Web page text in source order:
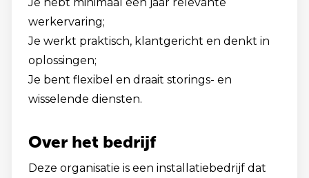
werkervaring;
Je werkt praktisch, klantgericht en denkt in
oplossingen;
Je bent flexibel en draait storings- en
wisselende diensten.
Over het bedrijf
Deze organisatie is een installatiebedrijf dat